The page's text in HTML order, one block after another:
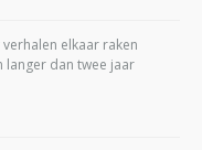
elkaar raken
langer dan twee jaar